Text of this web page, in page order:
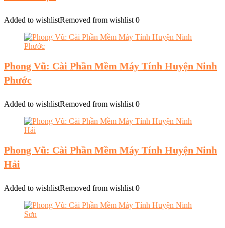
Added to wishlistRemoved from wishlist 0
Phong Vũ: Cài Phần Mềm Máy Tính Huyện Ninh
Phước
Added to wishlistRemoved from wishlist 0
Phong Vũ: Cài Phần Mềm Máy Tính Huyện Ninh
Hải
Added to wishlistRemoved from wishlist 0